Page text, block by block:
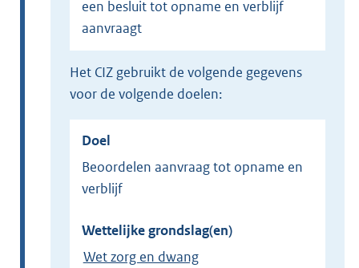
een besluit tot opname en verblijf
aanvraagt
het CIZ gebruikt de volgende gegevens
voor de volgende doelen:
Doel
Beoordelen aanvraag tot opname en
verblijf
Wettelijke grondslag(en)
Wet zorg en dwang